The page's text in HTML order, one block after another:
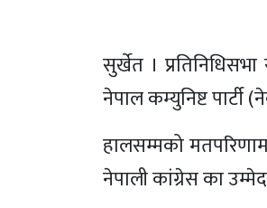
सुर्खेत ।
नेपाल कम्युनिष्ट पार्टी
हालसम्मको
नेपाली कांग्रेस का